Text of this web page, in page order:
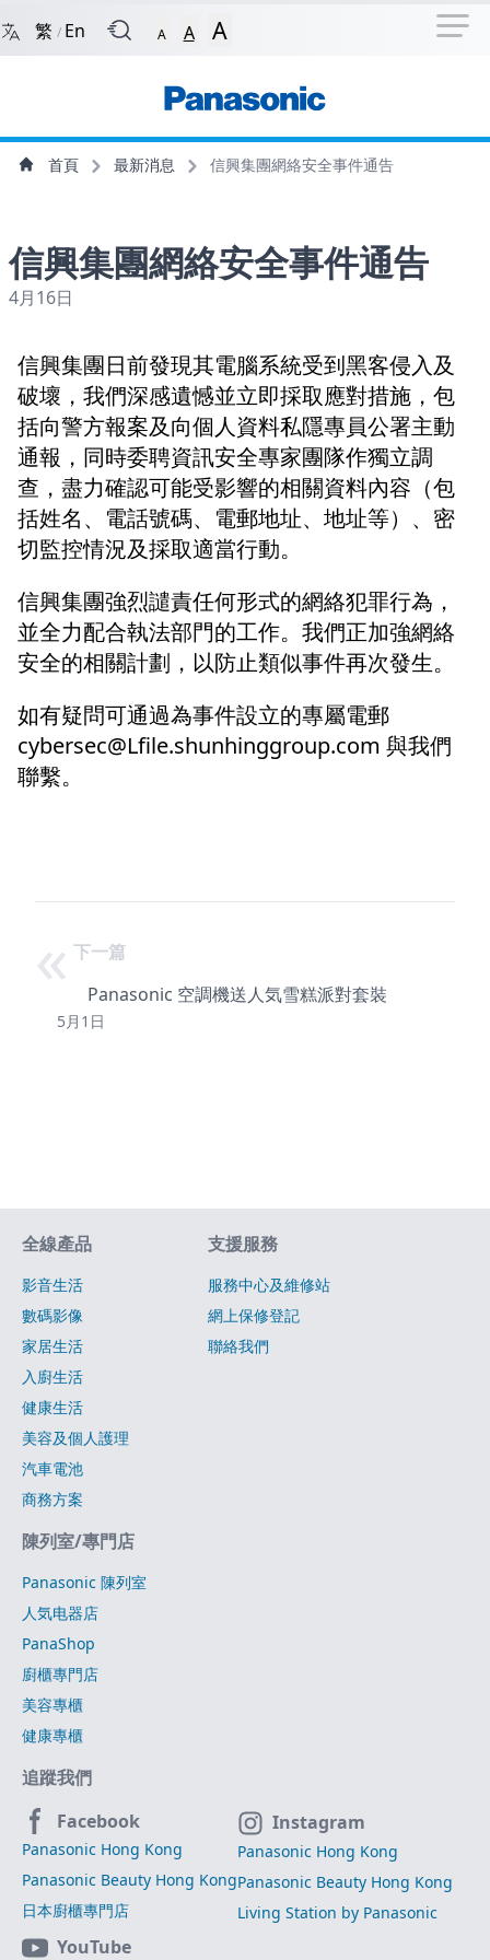
回到首頁 跳到捷徑選項 跳至
繁 / En A A A
主導航選單
主內容 首頁 最新消息 信興集團網絡安全事件通告
信興集團網絡安全事件通告
4月16日
信興集團日前發現其電腦系統受到黑客侵入及
破壞，我們深感遺憾並立即採取應對措施，包
括向警方報案及向個人資料私隱專員公署主動
通報，同時委聘資訊安全專家團隊作獨立調
查，盡力確認可能受影響的相關資料內容（包
括姓名、電話號碼、電郵地址、地址等）、密
切監控情況及採取適當行動。
信興集團強烈譴責任何形式的網絡犯罪行為，
並全力配合執法部門的工作。我們正加強網絡
安全的相關計劃，以防止類似事件再次發生。
如有疑問可通過為事件設立的專屬電郵
cybersec@Lfile.shunhinggroup.com 與我們
聯繫。
« 下一篇
Panasonic 空調機送人気雪糕派對套裝
5月1日
網站指南
全線產品
影音生活
數碼影像
家居生活
入廚生活
健康生活
美容及個人護理
汽車電池
商務方案
支援服務
服務中心及維修站
網上保修登記
聯絡我們
陳列室/專門店
Panasonic 陳列室
人気电器店
PanaShop
廚櫃專門店
美容專櫃
健康專櫃
追蹤我們
Facebook
Panasonic Hong Kong
Panasonic Beauty Hong Kong
日本廚櫃專門店
Instagram
Panasonic Hong Kong
Panasonic Beauty Hong Kong
Living Station by Panasonic
YouTube